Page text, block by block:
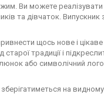
Ви можете
та дівчаток.
щось нове і
традиції і
або символічний
на